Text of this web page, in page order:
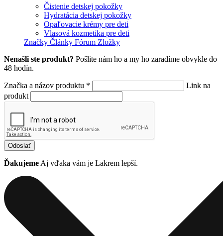
Čistenie detskej pokožky
Hydratácia detskej pokožky
Opaľovacie krémy pre deti
Vlasová kozmetika pre deti
Značky Články Fórum Zložky
Nenašli ste produkt? Pošlite nám ho a my ho zaradíme obvykle do
48 hodín.
Značka a názov produktu *
Link na
produkt
Odoslať
Ďakujeme Aj vďaka vám je Lakrem lepší.